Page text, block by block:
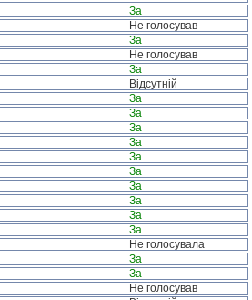
За
Не голосував
За
Не голосував
За
Відсутній
За
За
За
За
За
За
За
За
За
За
Не голосувала
За
За
Не голосував